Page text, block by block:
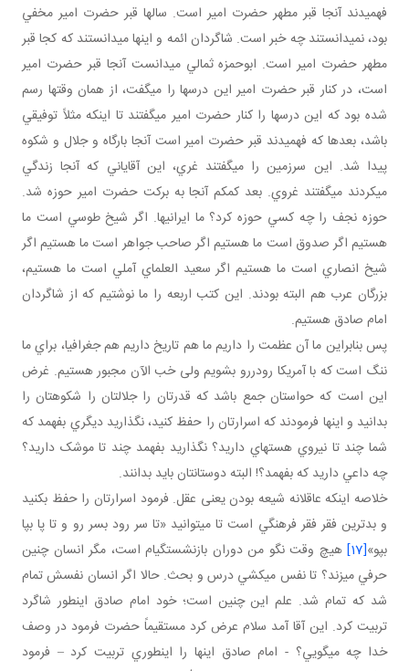
فهميدند آنجا قبر مطهر حضرت امير است. سال ها قبر حضرت امير مخفي
بود، نمي دانستند چه خبر است. شاگردان ائمه و اينها مي دانستند که کجا قبر
مطهر حضرت امير است. ابوحمزه ثمالي مي دانست آنجا قبر حضرت امير
است، در کنار قبر حضرت امير اين درس ها را مي گفت، از همان وقت ها رسم
شده بود که اين درس ها را کنار حضرت امير مي گفتند تا اينکه مثلاً توفيقي
باشد، بعدها که فهميدند قبر حضرت امير است آنجا بارگاه و جلال و شکوه
پيدا شد. اين سرزمين را مي گفتند غري، اين آقاياني که آنجا زندگي
مي کردند مي گفتند غروي. بعد کم کم آنجا به برکت حضرت امير حوزه شد.
حوزه نجف را چه کسي حوزه کرد؟ ما ايراني ها. اگر شيخ طوسي است ما
هستيم اگر صدوق است ما هستيم اگر صاحب جواهر است ما هستيم اگر
شيخ انصاري است ما هستيم اگر سعيد العلماي آملي است ما هستيم،
بزرگان عرب هم البته بودند. اين کتب اربعه را ما نوشتيم که از شاگردان
امام صادق هستيم.
پس بنابراين ما آن عظمت را داريم ما هم تاريخ داريم هم جغرافيا، براي ما
ننگ است که با آمريکا رودررو بشويم ولی خب الآن مجبور هستيم. غرض
اين است که حواستان جمع باشد که قدرتان را جلالتان را شکوهتان را
بدانيد و اينها فرمودند که اسرارتان را حفظ کنيد، نگذاريد ديگري بفهمد که
شما چند تا نيروي هسته اي داريد؟ نگذاريد بفهمد چند تا موشک داريد؟
چه داعي داريد که بفهمد؟! البته دوستانتان بايد بدانند.
خلاصه اينکه عاقلانه شيعه بودن يعنی عقل. فرمود اسرارتان را حفظ بکنيد
و بدترين فقر فقر فرهنگي است تا مي توانيد «تا سر رود بسر رو و تا پا بپا
بپو»[17]
هيچ وقت نگو من دوران بازنشستگي ام است، مگر انسان چنين
حرفي مي زند؟ تا نفس مي کشي درس و بحث. حالا اگر انسان نفسش تمام
شد که تمام شد. علم اين چنين است؛ خود امام صادق اين طور شاگرد
تربيت کرد. اين آقا آمد سلام عرض کرد مستقيماً حضرت فرمود در وصف
خدا چه مي گويي؟ - امام صادق اينها را اين طوري تربيت کرد – فرمود